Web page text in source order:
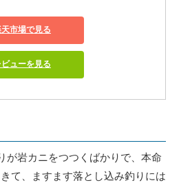
市場で見る
ビューを見る
が岩カニをつつくばかりで、本命
て、ますます落とし込み釣りには